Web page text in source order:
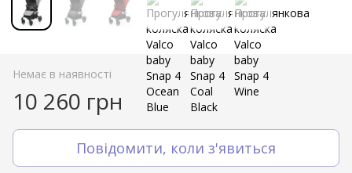
Немає в наявності
10 260 грн
Повідомити, коли з'явиться